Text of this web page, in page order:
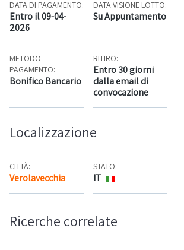
DATA DI PAGAMENTO:
Entro il 09-04-
2026
DATA VISIONE LOTTO:
Su Appuntamento
METODO
PAGAMENTO:
Bonifico Bancario
RITIRO:
Entro 30 giorni
dalla email di
convocazione
Localizzazione
CITTÀ:
Verolavecchia Mappa
STATO:
IT
Ricerche correlate